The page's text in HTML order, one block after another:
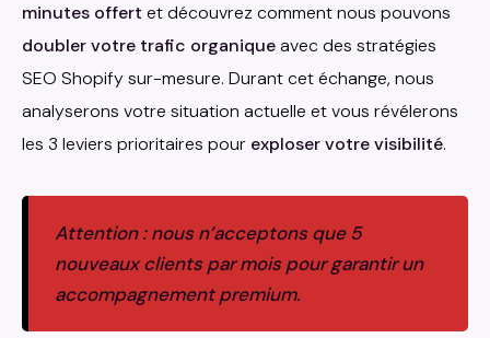
minutes offert et découvrez comment nous pouvons
doubler votre trafic organiqueavec des stratégies
SEO Shopify sur-mesure. Durant cet échange, nous
analyserons votre situation actuelle et vous révélerons
les 3 leviers prioritaires pour exploser votre visibilité.
Attention : nous n’acceptons que 5
nouveaux clients par mois pour garantir un
accompagnement premium.